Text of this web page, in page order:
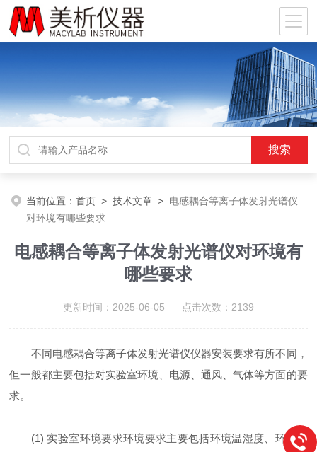
当前位置：首页 >技术文章 > 电感耦合等离子体发射光谱仪
对环境有哪些要求
电感耦合等离子体发射光谱仪对环境有
哪些要求
更新时间：2025-06-05 点击次数：2139
不同电感耦合等离子体发射光谱仪仪器安装要求有所不同，
但一般都主要包括对实验室环境、电源、通风、气体等方面的要
求。
(1) 实验室环境要求环境要求主要包括环境温湿度、环境洁